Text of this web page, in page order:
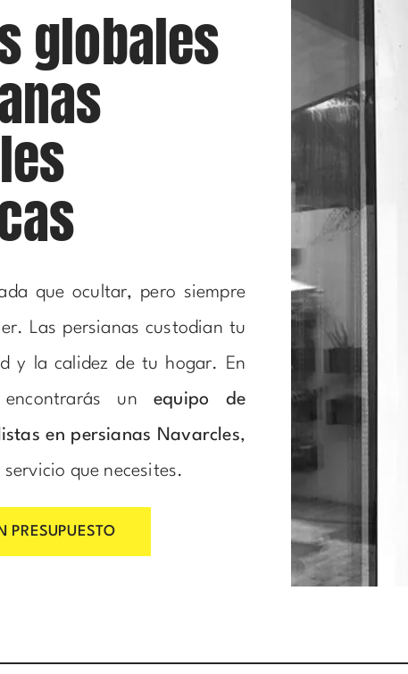
globales
que ocultar, pero siempre
Las persianas custodian tu
y la calidez de tu hogar. En
unequipo de
en persianas Navarcles,
que necesites.
PRESUPUESTO